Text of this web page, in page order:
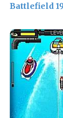
Battlefield